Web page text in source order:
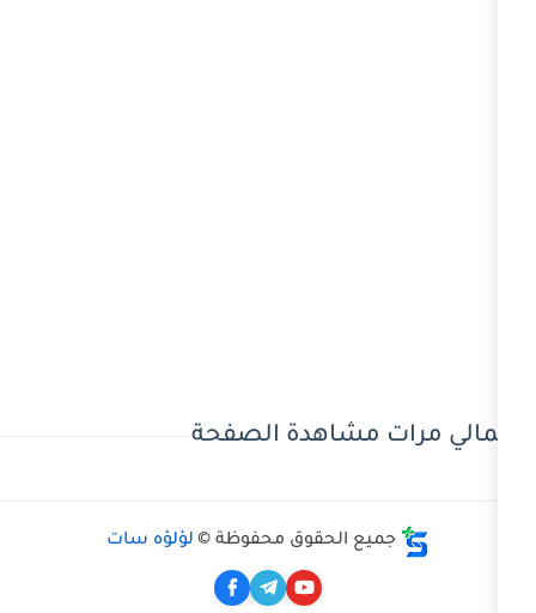
مشاهدة الصفحة
الحقوق محفوظة © لؤلؤه سات